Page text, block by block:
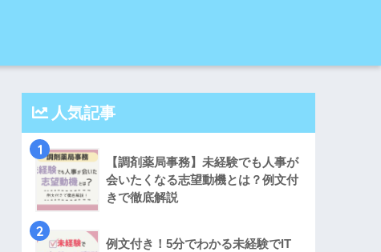
人気記事
1
【調剤薬局事務】未経験でも人事が
会いたくなる志望動機とは？例文付
きで徹底解説
2
例文付き！5分でわかる未経験でIT